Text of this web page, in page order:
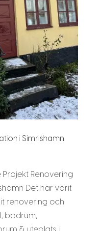
i Simrishamn
Renovering
Det har varit
renovering och
badrum,